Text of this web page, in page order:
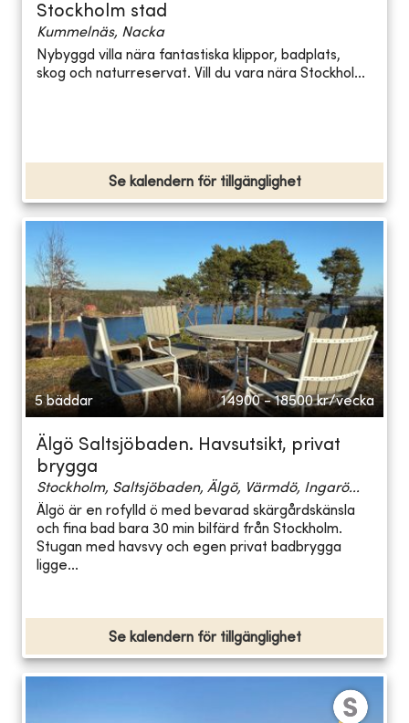
Stockholm stad
Kummelnäs, Nacka
Nybyggd villa nära fantastiska klippor, badplats,
skog och naturreservat. Vill du vara nära Stockhol...
Se kalendern för tillgänglighet
5 bäddar 14900 - 18500 kr/vecka
Älgö Saltsjöbaden. Havsutsikt, privat
brygga
Stockholm, Saltsjöbaden, Älgö, Värmdö, Ingarö...
Älgö är en rofylld ö med bevarad skärgårdskänsla
och fina bad bara 30 min bilfärd från Stockholm.
Stugan med havsvy och egen privat badbrygga
ligge...
Se kalendern för tillgänglighet